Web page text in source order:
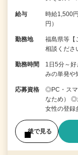
給与
時給1,500
円）
勤務地
福島県等【
相談くださ
勤務時間
1日5分～
みの単発や
応募資格
◎PC・スマ
なため） ◎
女性の登
後で見る